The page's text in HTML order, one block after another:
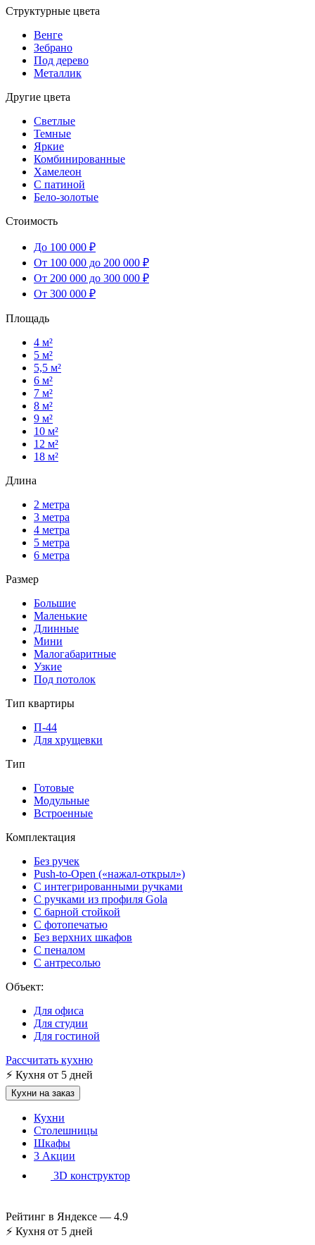
Структурные цвета
Венге
Зебрано
Под дерево
Металлик
Другие цвета
Светлые
Темные
Яркие
Комбинированные
Хамелеон
С патиной
Бело-золотые
Стоимость
До 100 000 ₽
От 100 000 до 200 000 ₽
От 200 000 до 300 000 ₽
От 300 000 ₽
Площадь
4 м²
5 м²
5,5 м²
6 м²
7 м²
8 м²
9 м²
10 м²
12 м²
18 м²
Длина
2 метра
3 метра
4 метра
5 метра
6 метра
Размер
Большие
Маленькие
Длинные
Мини
Малогабаритные
Узкие
Под потолок
Тип квартиры
П-44
Для хрущевки
Тип
Готовые
Модульные
Встроенные
Комплектация
Без ручек
Push-to-Open («нажал-открыл»)
С интегрированными ручками
С ручками из профиля Gola
С барной стойкой
С фотопечатью
Без верхних шкафов
С пеналом
С антресолью
Объект:
Для офиса
Для студии
Для гостиной
Рассчитать кухню
⚡ Кухня от 5 дней
Кухни на заказ
Кухни
Столешницы
Шкафы
3 Акции
3D конструктор
Рейтинг в Яндексе — 4.9
⚡ Кухня от 5 дней